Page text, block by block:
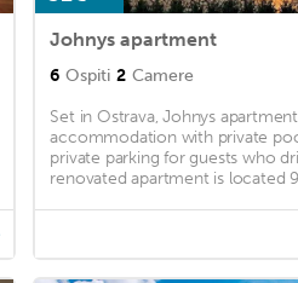
Johnys apartment
6 Ospiti 2 Camere
Set in Ostrava, Johnys
accommodation with private
private parking for guests who
renovated apartment is located